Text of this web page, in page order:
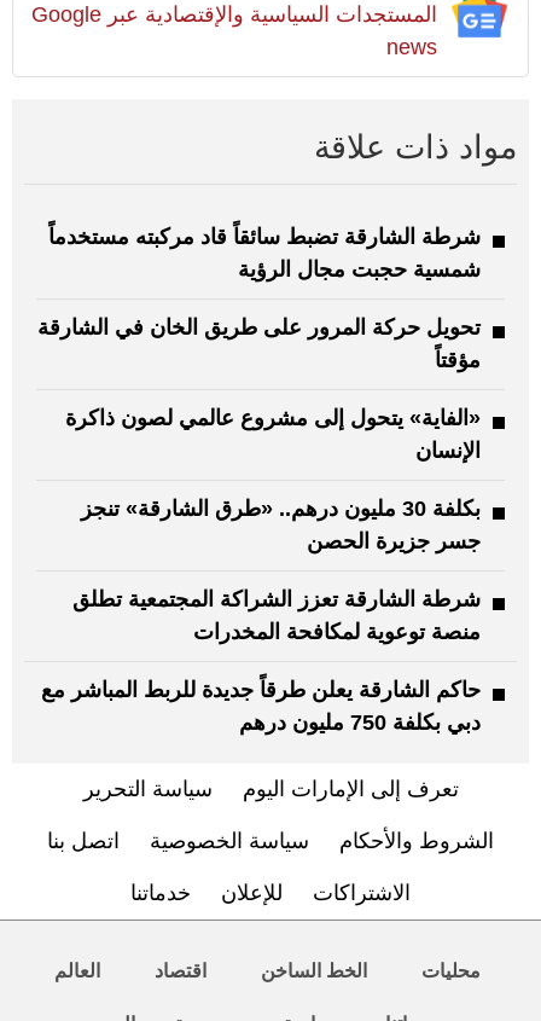
المستجدات السياسية والإقتصادية عبر Google
news
مواد ذات علاقة
شرطة الشارقة تضبط سائقاً قاد مركبته مستخدماً
شمسية حجبت مجال الرؤية
تحويل حركة المرور على طريق الخان في الشارقة
مؤقتاً
«الفاية» يتحول إلى مشروع عالمي لصون ذاكرة
الإنسان
بكلفة 30 مليون درهم.. «طرق الشارقة» تنجز
جسر جزيرة الحصن
شرطة الشارقة تعزز الشراكة المجتمعية تطلق
منصة توعوية لمكافحة المخدرات
حاكم الشارقة يعلن طرقاً جديدة للربط المباشر مع
دبي بكلفة 750 مليون درهم
تعرف إلى الإمارات اليوم سياسة التحرير
الشروط والأحكام سياسة الخصوصية اتصل بنا
الاشتراكات للإعلان خدماتنا
محليات الخط الساخن اقتصاد العالم